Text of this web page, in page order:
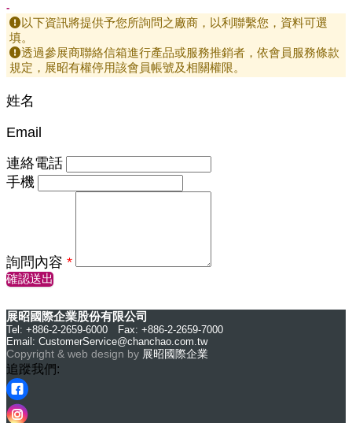
-
以下資訊將提供予您所詢問之廠商，以利聯繫您，資料可選
填。
透過參展商聯絡信箱進行產品或服務推銷者，依會員服務條款
規定，展昭有權停用該會員帳號及相關權限。
姓名
Email
連絡電話
手機
詢問內容 *
確認送出
展昭國際企業股份有限公司
Tel: +886-2-2659-6000 Fax: +886-2-2659-7000
Email: CustomerService@chanchao.com.tw
Copyright & web design by 展昭國際企業
追蹤我們: